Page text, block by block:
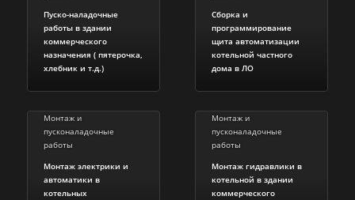
Пуско-наладочные
работы в здании
коммерческого
назначения ( пятерочка,
хлебник и т.д.)
Сборка и
программирование
щита автоматизации
котельной частного
дома в ЛО
Монтаж и
пусконаладочные
работы
Монтаж электрики и
автоматики в
котельных
Монтаж и
пусконаладочные
работы
Монтаж гидравлики в
котельной в здании
коммерческого